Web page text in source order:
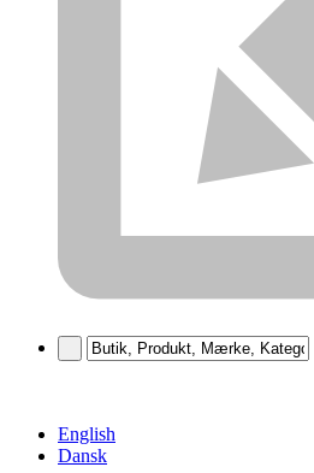
English
Dansk